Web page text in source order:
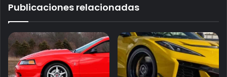
Publicaciones relacionadas